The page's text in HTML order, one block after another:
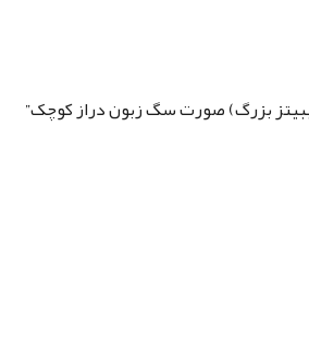
بزرگ) صورت سگ زبون دراز کوچک”